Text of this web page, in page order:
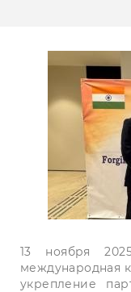
13 ноября
международная
укрепление